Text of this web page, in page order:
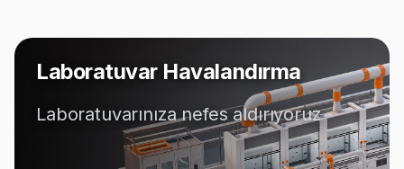
Laboratuvar Havalandırma
Laboratuvarınıza nefes aldırıyoruz